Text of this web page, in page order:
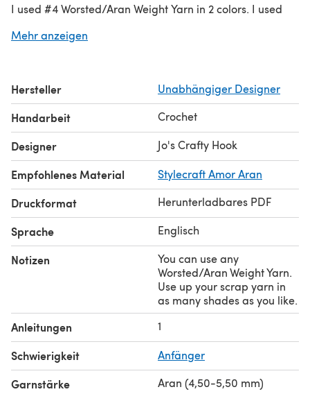
I used #4 Worsted/Aran Weight Yarn in 2 colors. I used
This is a Scrap Busting crochet pattern so any #4
4"
I used simple stitches: single and double crochet. This is
a very easy crochet pattern to follow and you can make
it in 30-45 minutes.
Mehr anzeigen
Hersteller Unabhängiger Designer
Handarbeit Crochet
Designer Jo's Crafty Hook
Empfohlenes Material Stylecraft Amor Aran
Druckformat Herunterladbares PDF
Sprache Englisch
Notizen
You can use any
Worsted/Aran Weight Yarn.
Use up your scrap yarn in
as many shades as you like.
Anleitungen 1
Schwierigkeit Anfänger
Garnstärke
Aran (4,50-5,50 mm)